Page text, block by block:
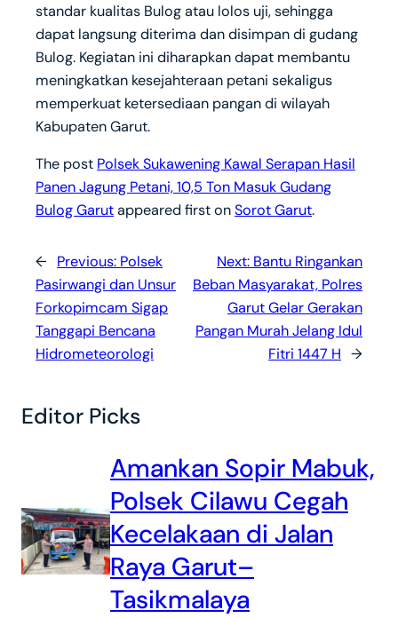
standar kualitas Bulog atau lolos uji, sehingga
dapat langsung diterima dan disimpan di gudang
Bulog. Kegiatan ini diharapkan dapat membantu
meningkatkan kesejahteraan petani sekaligus
memperkuat ketersediaan pangan di wilayah
Kabupaten Garut.
The post Polsek Sukawening Kawal Serapan Hasil
Panen Jagung Petani, 10,5 Ton Masuk Gudang
Bulog Garutappeared first onSorot Garut.
← Previous: Polsek
Pasirwangi dan Unsur
Forkopimcam Sigap
Tanggapi Bencana
Hidrometeorologi
Next: Bantu Ringankan
Beban Masyarakat, Polres
Garut Gelar Gerakan
Pangan Murah Jelang Idul
Fitri 1447 H →
Editor Picks
Amankan Sopir Mabuk,
Polsek Cilawu Cegah
Kecelakaan di Jalan
Raya Garut–
Tasikmalaya